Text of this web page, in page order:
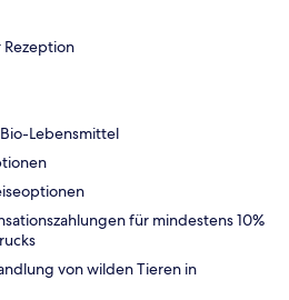
Rezeption
Lebensmittel
für mindestens 10%
von wilden Tieren in